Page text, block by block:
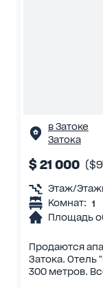
в Затоке
Затока
$ 21 000
Этаж/
Комнат: 1
Площадь
Продаются
Затока. Отель
300 метров.